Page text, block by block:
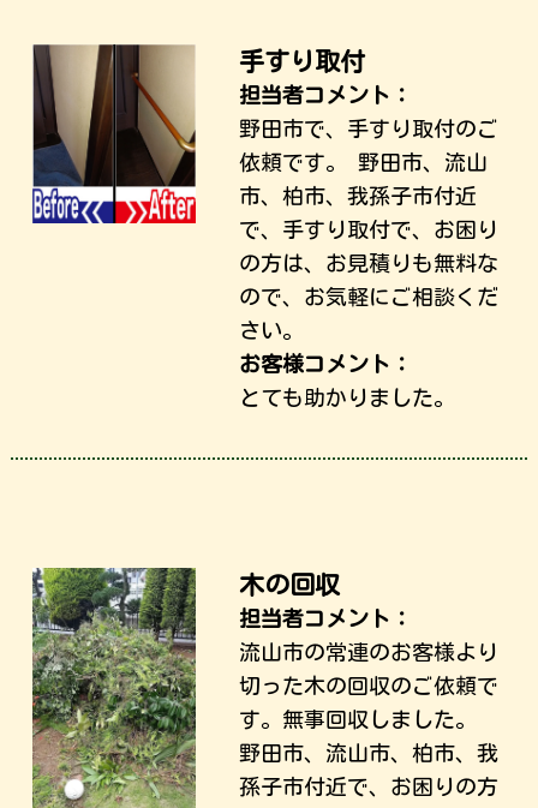
手すり取付
担当者コメント：
野田市で、手すり取付のご
依頼です。 野田市、流山
市、柏市、我孫子市付近
で、手すり取付で、お困り
の方は、お見積りも無料な
ので、お気軽にご相談くだ
さい。
お客様コメント：
とても助かりました。
木の回収
担当者コメント：
流山市の常連のお客様より
切った木の回収のご依頼で
す。無事回収しました。
野田市、流山市、柏市、我
孫子市付近で、お困りの方